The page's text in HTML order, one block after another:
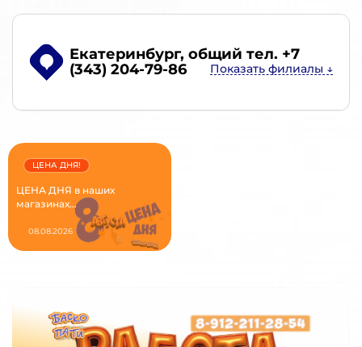
Екатеринбург, общий тел. +7
(343) 204-79-86
ЦЕНА ДНЯ в наших
магазинах...
ЦЕНА ДНЯ!
08.08.2026